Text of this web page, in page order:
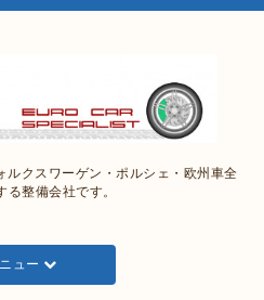
ルクスワーゲン・ポルシェ・欧州車全
る整備会社です。
ュー